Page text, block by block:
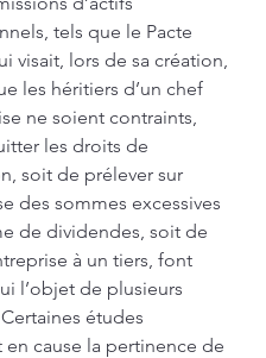
tels que le Pacte
visait, lors de sa création,
les héritiers d’un chef
ne soient contraints,
les droits de
soit de prélever sur
des sommes excessives
de dividendes, soit de
à un tiers, font
l’objet de plusieurs
études
en cause la pertinence de